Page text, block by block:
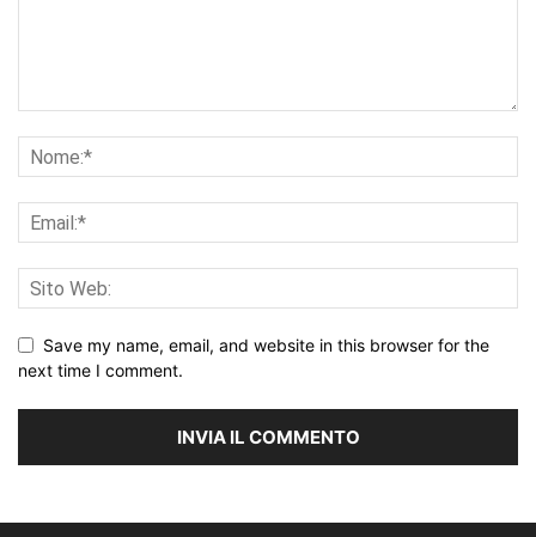
Save my name, email, and website in this browser for the
next time I comment.